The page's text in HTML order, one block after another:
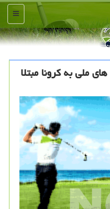
منو
ملی به كرونا مبتلا